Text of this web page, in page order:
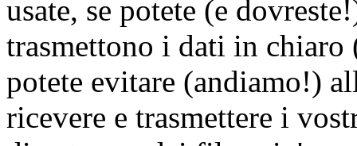
usate, se potete (e
trasmettono i dati in chiaro
potete evitare (andiamo!)
ricevere e trasmettere i